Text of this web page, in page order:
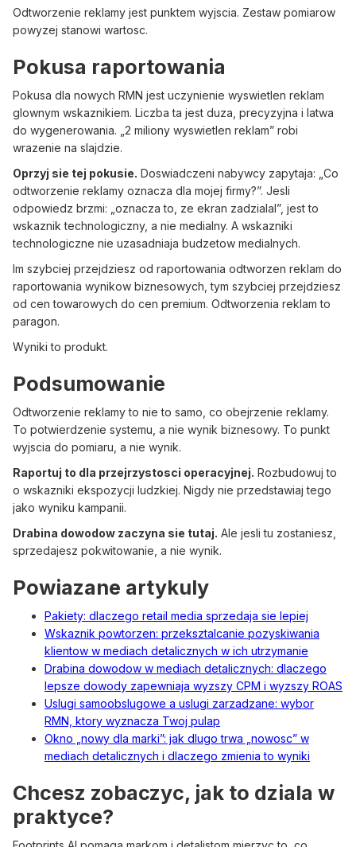
Odtworzenie reklamy jest punktem wyjscia. Zestaw pomiarow
powyzej stanowi wartosc.
Pokusa raportowania
Pokusa dla nowych RMN jest uczynienie wyswietlen reklam
glownym wskaznikiem. Liczba ta jest duza, precyzyjna i latwa
do wygenerowania. „2 miliony wyswietlen reklam” robi
wrazenie na slajdzie.
Oprzyj sie tej pokusie. Doswiadczeni nabywcy zapytaja: „Co
odtworzenie reklamy oznacza dla mojej firmy?”. Jesli
odpowiedz brzmi: „oznacza to, ze ekran zadzialal”, jest to
wskaznik technologiczny, a nie medialny. A wskazniki
technologiczne nie uzasadniaja budzetow medialnych.
Im szybciej przejdziesz od raportowania odtworzen reklam do
raportowania wynikow biznesowych, tym szybciej przejdziesz
od cen towarowych do cen premium. Odtworzenia reklam to
paragon.
Wyniki to produkt.
Podsumowanie
Odtworzenie reklamy to nie to samo, co obejrzenie reklamy.
To potwierdzenie systemu, a nie wynik biznesowy. To punkt
wyjscia do pomiaru, a nie wynik.
Raportuj to dla przejrzystosci operacyjnej. Rozbudowuj to
o wskazniki ekspozycji ludzkiej. Nigdy nie przedstawiaj tego
jako wyniku kampanii.
Drabina dowodow zaczyna sie tutaj. Ale jesli tu zostaniesz,
sprzedajesz pokwitowanie, a nie wynik.
Powiazane artykuly
Pakiety: dlaczego retail media sprzedaja sie lepiej
Wskaznik powtorzen: przeksztalcanie pozyskiwania
klientow w mediach detalicznych w ich utrzymanie
Drabina dowodow w mediach detalicznych: dlaczego
lepsze dowody zapewniaja wyzszy CPM i wyzszy ROAS
Uslugi samoobslugowe a uslugi zarzadzane: wybor
RMN, ktory wyznacza Twoj pulap
Okno „nowy dla marki”: jak dlugo trwa „nowosc” w
mediach detalicznych i dlaczego zmienia to wyniki
Chcesz zobaczyc, jak to dziala w
praktyce?